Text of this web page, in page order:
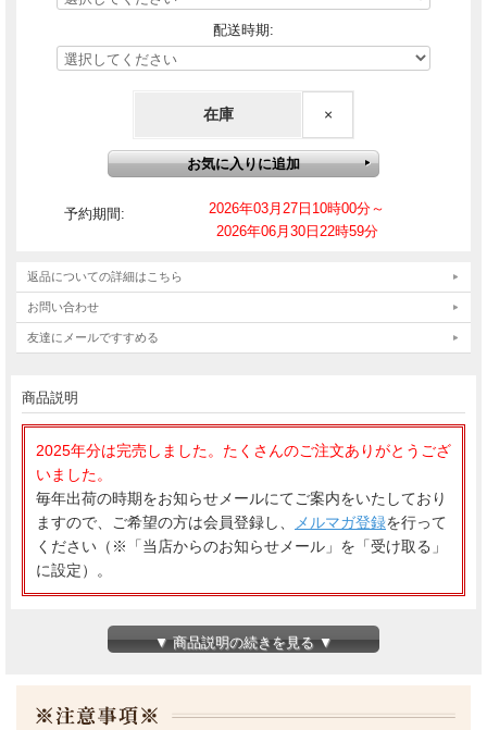
配送時期:
在庫 ×
予約期間:
2026年03月27日10時00分～
2026年06月30日22時59分
返品についての詳細はこちら
お問い合わせ
友達にメールですすめる
商品説明
毎年出荷の時期をお知らせメールにてご案内をいたしており
ますので、ご希望の方は会員登録し、
メルマガ登録を行って
ください（※「当店からのお知らせメール」を「受け取る」
に設定）。
長野県産 スマートフレッシュりんご サンふじ 秀品 約
10kg（24～36玉）
ぷり、甘味と酸味のバランスがいいリンゴです。
▼ 商品説明の続きを見る ▼